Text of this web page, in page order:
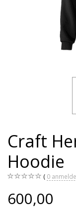
Craft
Hoodie
0
600,00